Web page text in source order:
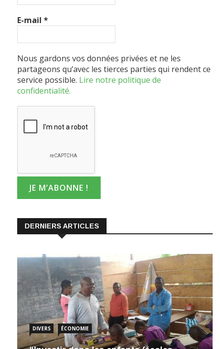
E-mail *
Nous gardons vos données privées et ne les
partageons qu’avec les tierces parties qui rendent ce
service possible. Lire notre politique de
confidentialité.
DERNIERS ARTICLES
DIVERS ÉCONOMIE